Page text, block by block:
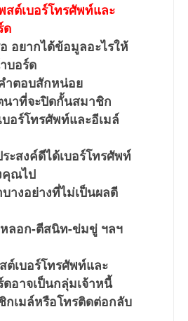
สต์เบอร์โทรศัพท์และ
ด
อยากได้ข้อมูลอะไรให้
บอร์ด
ำตอบสักหน่อย
นาที่จะปิดกั้นสมาชิก
อร์โทรศัพท์และอีเมล์
ะสงค์ดีได้เบอร์โทรศัพท์
คุณไป
างอย่างที่ไม่เป็นผลดี
หลอก-ตีสนิท-ข่มขู่ ฯลฯ
เบอร์โทรศัพท์และ
อาจเป็นกลุ่มเจ้าหนี้
กเมล์หรือโทรติดต่อกลับ